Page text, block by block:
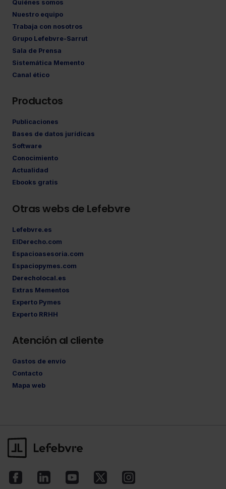
Quiénes somos
Nuestro equipo
Trabaja con nosotros
Grupo Lefebvre-Sarrut
Sala de Prensa
Sistemática Memento
Canal ético
Productos
Publicaciones
Bases de datos jurídicas
Software
Conocimiento
Actualidad
Ebooks gratis
Otras webs de Lefebvre
Lefebvre.es
ElDerecho.com
Espacioasesoria.com
Espaciopymes.com
Derecholocal.es
Extras Mementos
Experto Pymes
Experto RRHH
Atención al cliente
Gastos de envío
Contacto
Mapa web